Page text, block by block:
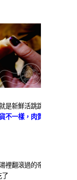
是新鮮活跳跳
不一樣，肉質
裡翻滾過的帝
了